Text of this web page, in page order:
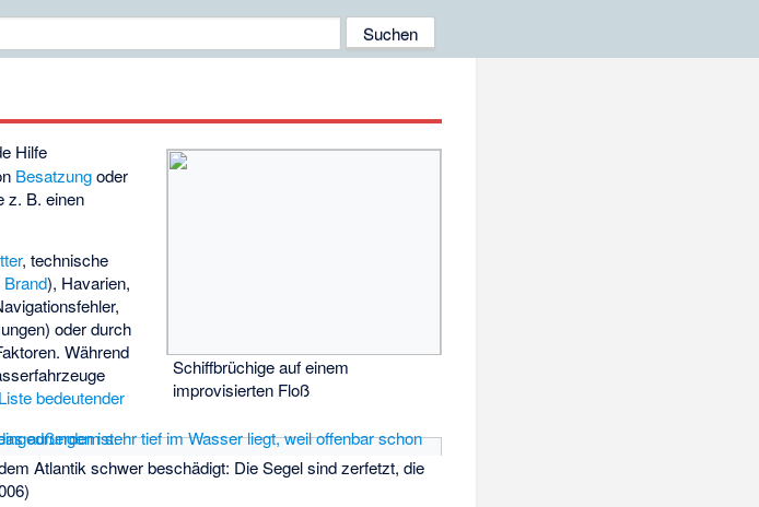
Schiffbrüchige auf einem
improvisierten Floß
Atlantik schwer beschädigt: Die Segel sind zerfetzt, die
Hilfe
Besatzungoder
z. B. einen
,technische
Brand), Havarien,
oder durch
Während
Liste bedeutender